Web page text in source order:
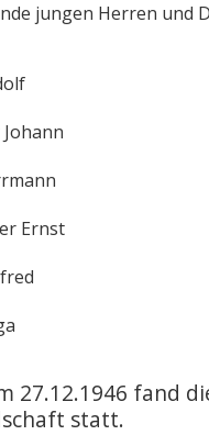
jungen Herren und
Ernst
27.12.1946 fand
statt.